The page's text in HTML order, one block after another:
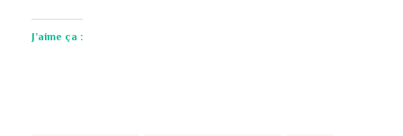
J’aime ça :